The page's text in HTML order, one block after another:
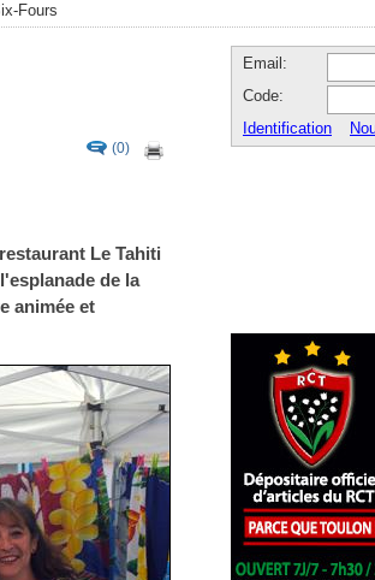
Fours
(0)
Le Tahiti
de la
animée et
Email:
Code:
Identification